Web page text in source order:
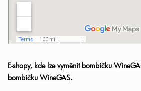
E-shopy, kde lzevyměnit bombičku
bombičku WineGAS.